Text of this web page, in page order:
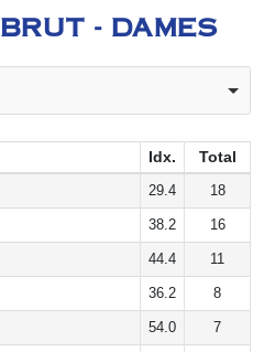
BRUT - DAMES
Idx. Total
29.4 18
38.2 16
44.4 11
36.2 8
54.0 7